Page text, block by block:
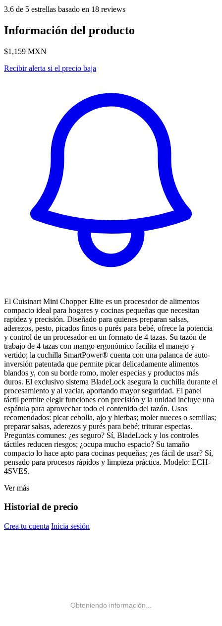
3.6 de 5 estrellas basado en 18 reviews
Información del producto
$1,159 MXN
Recibir alerta si el precio baja
El Cuisinart Mini Chopper Elite es un procesador de alimentos
compacto ideal para hogares y cocinas pequeñas que necesitan
rapidez y precisión. Diseñado para quienes preparan salsas,
aderezos, pesto, picados finos o purés para bebé, ofrece la potencia
y control de un procesador en un formato de 4 tazas. Su tazón de
trabajo de 4 tazas con mango ergonómico facilita el manejo y
vertido; la cuchilla SmartPower® cuenta con una palanca de auto-
inversión patentada que permite picar delicadamente alimentos
blandos y, con su borde romo, moler especias y productos más
duros. El exclusivo sistema BladeLock asegura la cuchilla durante el
procesamiento y al vaciar, aportando mayor seguridad. El panel
táctil permite elegir funciones con precisión y la unidad incluye una
espátula para aprovechar todo el contenido del tazón. Usos
recomendados: picar cebolla, ajo y hierbas; moler nueces o semillas;
preparar salsas, aderezos y purés para bebé; triturar especias.
Preguntas comunes: ¿es seguro? Sí, BladeLock y los controles
táctiles reducen riesgos; ¿ocupa mucho espacio? Su tamaño
compacto lo hace apto para cocinas pequeñas; ¿es fácil de usar? Sí,
pensado para procesos rápidos y limpieza práctica. Modelo: ECH-
4SVES.
Ver más
Historial de precio
Crea tu cuenta Inicia sesión
Obteniendo información...